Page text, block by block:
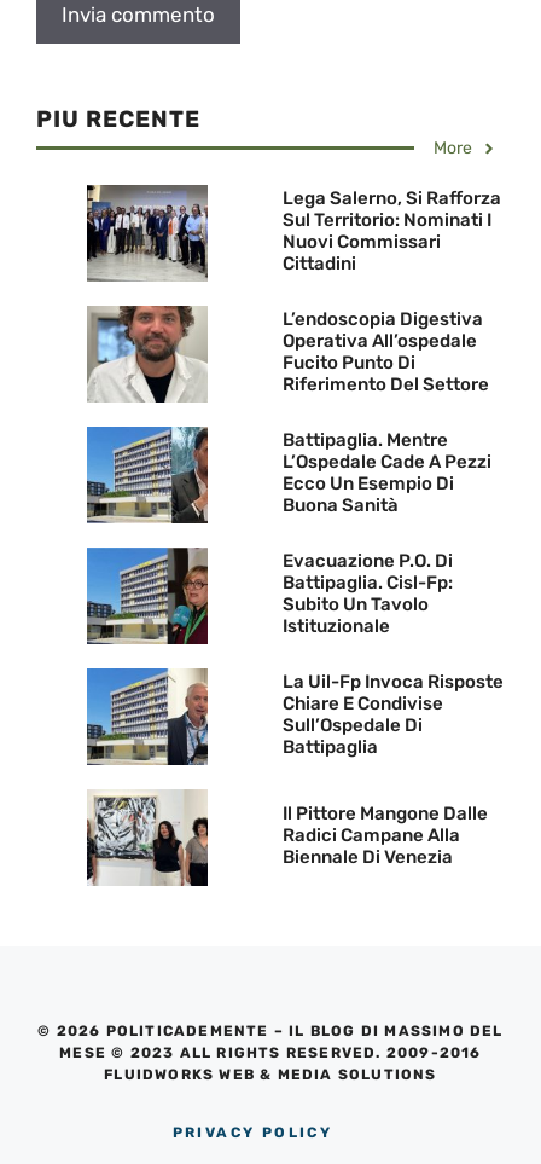
PIU RECENTE
More
Lega Salerno, Si Rafforza
Sul Territorio: Nominati I
Nuovi Commissari
Cittadini
L’endoscopia Digestiva
Operativa All’ospedale
Fucito Punto Di
Riferimento Del Settore
Battipaglia. Mentre
L’Ospedale Cade A Pezzi
Ecco Un Esempio Di
Buona Sanità
Evacuazione P.O. Di
Battipaglia. Cisl-Fp:
Subito Un Tavolo
Istituzionale
La Uil-Fp Invoca Risposte
Chiare E Condivise
Sull’Ospedale Di
Battipaglia
Il Pittore Mangone Dalle
Radici Campane Alla
Biennale Di Venezia
© 2026 POLITICADEMENTE – IL BLOG DI MASSIMO DEL
MESE © 2023 ALL RIGHTS RESERVED. 2009-2016
FLUIDWORKS WEB & MEDIA SOLUTIONS
PRIVACY POLICY